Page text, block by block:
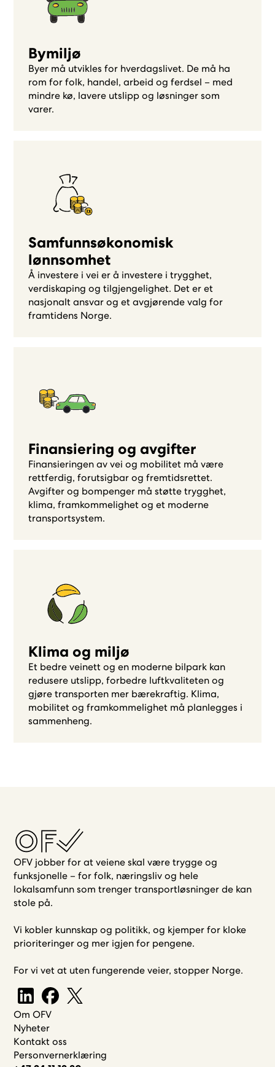
Bymiljø
Byer må utvikles for hverdagslivet. De må ha
rom for folk, handel, arbeid og ferdsel – med
mindre kø, lavere utslipp og løsninger som
varer.
Samfunnsøkonomisk
lønnsomhet
Å investere i vei er å investere i trygghet,
verdiskaping og tilgjengelighet. Det er et
nasjonalt ansvar og et avgjørende valg for
framtidens Norge.
Finansiering og avgifter
Finansieringen av vei og mobilitet må være
rettferdig, forutsigbar og fremtidsrettet.
Avgifter og bompenger må støtte trygghet,
klima, framkommelighet og et moderne
transportsystem.
Klima og miljø
Et bedre veinett og en moderne bilpark kan
redusere utslipp, forbedre luftkvaliteten og
gjøre transporten mer bærekraftig. Klima,
mobilitet og framkommelighet må planlegges i
sammenheng.
OFV jobber for at veiene skal være trygge og
funksjonelle – for folk, næringsliv og hele
lokalsamfunn som trenger transportløsninger de kan
stole på.
Vi kobler kunnskap og politikk, og kjemper for kloke
prioriteringer og mer igjen for pengene.
For vi vet at uten fungerende veier, stopper Norge.
Om OFV
Nyheter
Kontakt oss
Personvernerklæring